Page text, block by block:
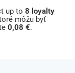
up to 8 loyalty
môžu byť
0,08 €.